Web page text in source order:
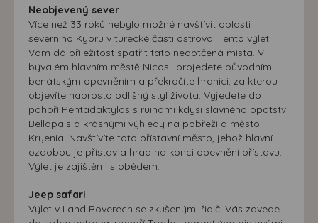
Neobjevený sever
Více než 33 roků nebylo možné navštívit oblasti
severního Kypru v turecké části ostrova. Tento výlet
Vám dá příležitost spatřit tato nedotčená místa. V
bývalém hlavním městě Nicosii projedete původním
benátským opevněním a překročíte hranici, za kterou
objevíte naprosto odlišný styl života. Vyjedete do
pohoří Pentadaktylos s ruinami kdysi slavného opatství
Bellapais a krásnými výhledy na pobřeží a město
Kryenia. Navštívíte toto přístavní město, jehož hlavní
ozdobou je přístav a hrad na konci opevnění přístavu.
Výlet je zajištěn i s obědem.
Jeep safari
Výlet v Land Roverech se zkušenými řidiči Vás zavede